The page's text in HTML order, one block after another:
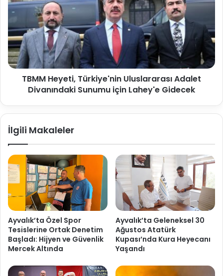
TBMM Heyeti, Türkiye'nin Uluslararası Adalet
Divanındaki Sunumu için Lahey'e Gidecek
İlgili Makaleler
Ayvalık’ta Özel Spor
Tesislerine Ortak Denetim
Başladı: Hijyen ve Güvenlik
Mercek Altında
Ayvalık’ta Geleneksel 30
Ağustos Atatürk
Kupası’nda Kura Heyecanı
Yaşandı